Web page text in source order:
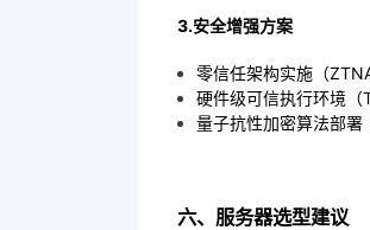
3.安全增强方案
零信任架构实施（
硬件级可信执行环境（
量子抗性加密算法部署
六、服务器选型建议